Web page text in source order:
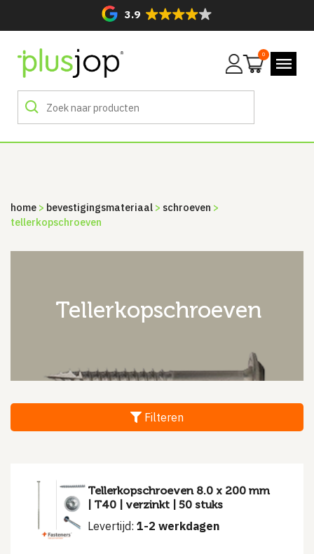
3.9
Mijn
0
home > bevestigingsmateriaal > schroeven >
tellerkopschroeven
tellerkopschroeven
Filteren
Tellerkopschroeven 8.0 x 200 mm
| T40 | verzinkt | 50 stuks
Levertijd: 1-2 werkdagen